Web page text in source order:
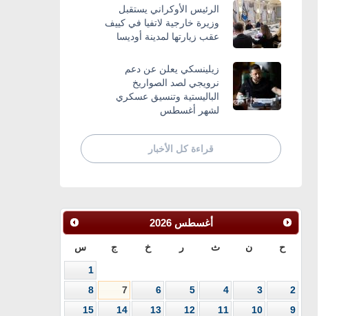
الرئيس الأوكراني يستقبل
وزيرة خارجية لاتفيا في كييف
عقب زيارتها لمدينة أوديسا
زيلينسكي يعلن عن دعم
نرويجي لصد الصواريخ
الباليستية وتنسيق عسكري
لشهر أغسطس
قراءة كل الأخبار
أغسطس 2026
ح ن ث ر خ ج س
1
2
3
4
5
6
7
8
9
10
11
12
13
14
15